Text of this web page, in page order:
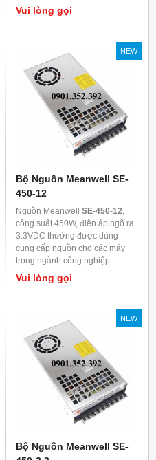
Vui lòng gọi
NEW
Bộ Nguồn Meanwell SE-
450-12
Nguồn Meanwell SE-450-12,
công suất 450W, điện áp ngõ ra
3.3VDC thường được dùng
cung cấp nguồn cho các máy
trong ngành công nghiệp.
Vui lòng gọi
NEW
Bộ Nguồn Meanwell SE-